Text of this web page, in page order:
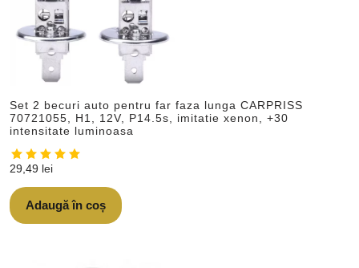
Set 2 becuri auto pentru far faza lunga CARPRISS
70721055, H1, 12V, P14.5s, imitatie xenon, +30
intensitate luminoasa
29,49 lei
Adaugă în coș